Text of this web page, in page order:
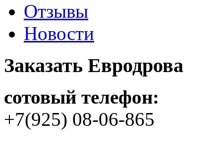
Отзывы
Новости
Заказать Евродрова
сотовый телефон:
+7(925) 08-06-865